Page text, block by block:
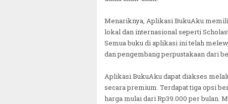
Menariknya, Aplikasi BukuAku
lokal dan internasional seperti
Semua buku di aplikasi ini telah
dan pengembang perpustakaan dari
Aplikasi BukuAku dapat diakses
secara premium. Terdapat tiga opsi
harga mulai dari Rp39.000 per bulan.